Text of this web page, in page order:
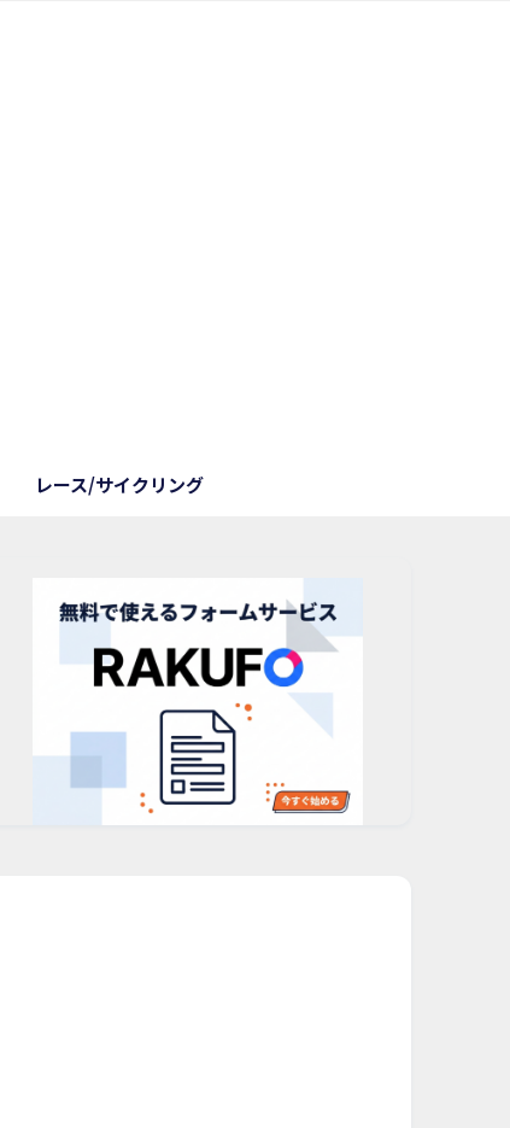
レース/サイクリング